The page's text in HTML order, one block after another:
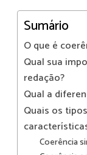
Sumário
O que é
Qual sua
redação?
Qual a
Quais os
Coerência